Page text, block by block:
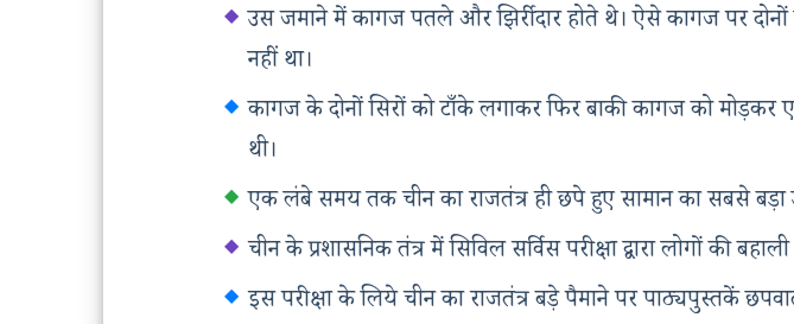
उस जमाने में कागज पतले और झिर्रीदार होते थे। ऐसे कागज पर
नहीं था।
कागज के दोनों सिरों को टाँके लगाकर फिर बाकी कागज को मोड़कर
थी।
एक लंबे समय तक चीन का राजतंत्र ही छपे हुए सामान का सबसे बड़ा
चीन के प्रशासनिक तंत्र में सिविल सर्विस परीक्षा द्वारा लोगों की
इस परीक्षा के लिये चीन का राजतंत्र बड़े पैमाने पर पाठ्यपुस्तकें